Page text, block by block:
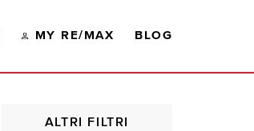
MY RE/MAX BLOG
ALTRI FILTRI